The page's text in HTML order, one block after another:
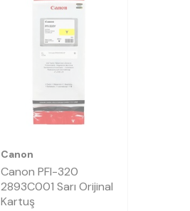
Canon
Canon PFI-320
2893C001 Sarı Orijinal
Kartuş